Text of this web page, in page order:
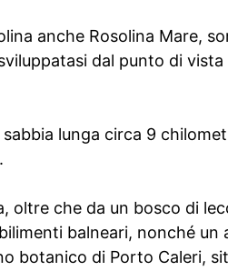
anche Rosolina Mare,
dal punto di
lunga circa 9
che da un bosco di
balneari, nonché un
botanico di Porto Caleri,